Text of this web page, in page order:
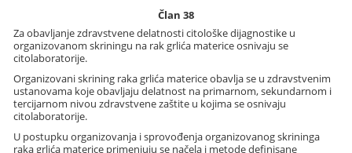
Član 38
Za obavljanje zdravstvene delatnosti citološke dijagnostike u
organizovanom skriningu na rak grlića materice osnivaju se
citolaboratorije.
Organizovani skrining raka grlića materice obavlja se u zdravstvenim
ustanovama koje obavljaju delatnost na primarnom, sekundarnom i
tercijarnom nivou zdravstvene zaštite u kojima se osnivaju
citolaboratorije.
U postupku organizovanja i sprovođenja organizovanog skrininga
raka grlića materice primenjuju se načela i metode definisane